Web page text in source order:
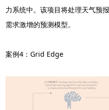
力系统中。该项目将处理天气预
需求激增的预测模型。
案例4：Grid Edge